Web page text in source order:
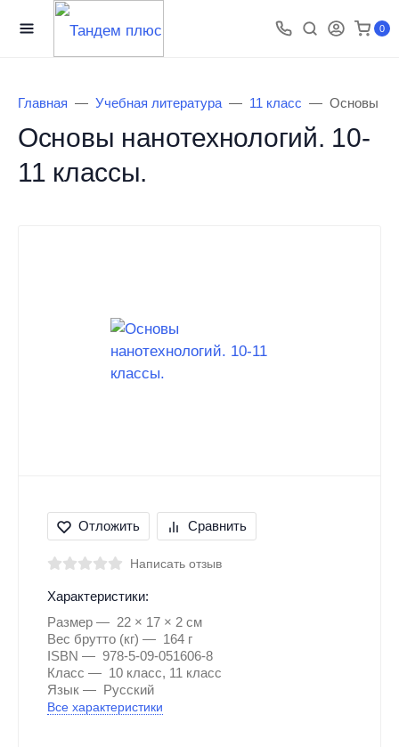
0
Главная Учебная литература 11 класс Основы
Основы нанотехнологий. 10-
11 классы.
Отложить Сравнить
Написать отзыв
Характеристики:
Размер
22 × 17 × 2 см
Вес брутто (кг)
164 г
ISBN
978-5-09-051606-8
Класс
10 класс, 11 класс
Язык
Русский
Все характеристики